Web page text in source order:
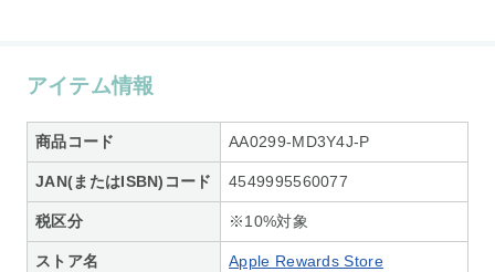
アイテム情報
商品コード AA0299-MD3Y4J-P
JAN(またはISBN)コード 4549995560077
税区分 ※10%対象
ストア名 Apple Rewards Store